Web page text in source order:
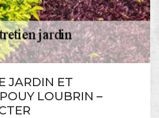
JARDIN ET
LOUBRIN –